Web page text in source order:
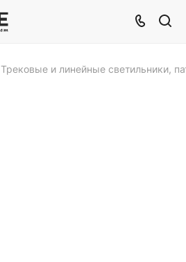
Трековые и линейные светильники,